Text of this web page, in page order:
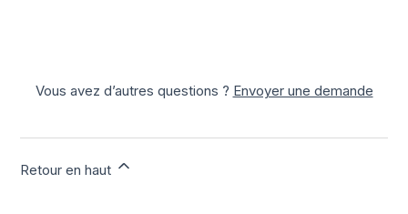
Vous avez d’autres questions ? Envoyer une demande
Retour en haut